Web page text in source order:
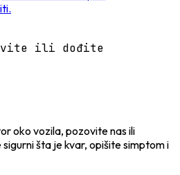
ili dođite
oko vozila, pozovite nas ili
šta je kvar, opišite simptom i